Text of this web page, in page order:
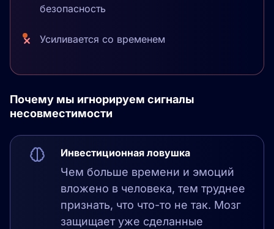
безопасность
Усиливается со временем
Почему мы игнорируем сигналы
несовместимости
Инвестиционная ловушка
Чем больше времени и эмоций
вложено в человека, тем труднее
признать, что что-то не так. Мозг
защищает уже сделанные